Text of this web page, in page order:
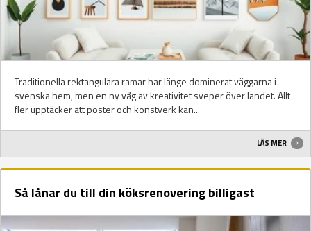
Traditionella rektangulära ramar har länge dominerat väggarna i
svenska hem, men en ny våg av kreativitet sveper över landet. Allt
fler upptäcker att poster och konstverk kan...
LÄS MER
Så lånar du till din köksrenovering billigast